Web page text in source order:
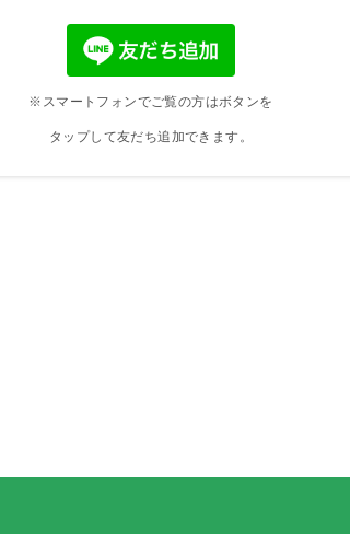
※スマートフォンでご覧の方はボタンを
タップして友だち追加できます。